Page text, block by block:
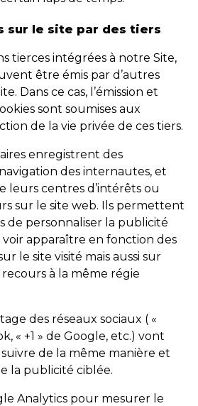
sur le site par des tiers
tierces intégrées à notre Site,
être émis par d’autres
Dans ce cas, l’émission et
sont soumises aux
de la vie privée de ces tiers.
enregistrent des
des internautes, et
leurs centres d’intérêts ou
sur le site web. Ils permettent
de personnaliser la publicité
apparaître en fonction des
le site visité mais aussi sur
recours à la même régie
des réseaux sociaux ( «
« +1 » de Google, etc.) vont
de la même manière et
la publicité ciblée.
Analytics pour mesurer le